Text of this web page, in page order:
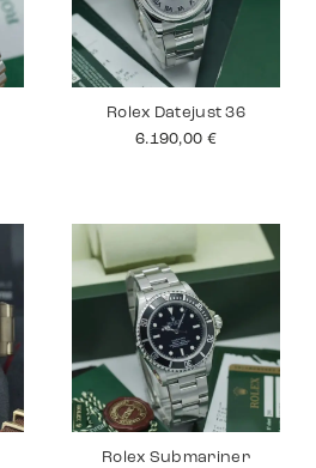
Rolex Datejust 36
6.190,00 €
Rolex Submariner